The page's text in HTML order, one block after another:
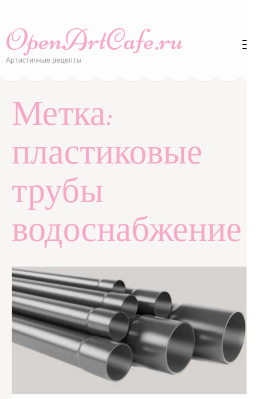
содержимому
(нажмите
OpenArtCafe.ru
Артистичные рецепты
Метка:
пластиковые
трубы
водоснабжение